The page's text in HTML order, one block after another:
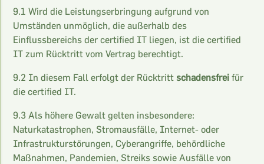
9.1 Wird die Leistungserbringung aufgrund von
Umständen unmöglich, die außerhalb des
Einflussbereichs der certified IT liegen, ist die certified
IT zum Rücktritt vom Vertrag berechtigt.
9.2 In diesem Fall erfolgt der Rücktrittschadensfrei für
die certified IT.
9.3 Als höhere Gewalt gelten insbesondere:
Naturkatastrophen, Stromausfälle, Internet- oder
Infrastrukturstörungen, Cyberangriffe, behördliche
Maßnahmen, Pandemien, Streiks sowie Ausfälle von